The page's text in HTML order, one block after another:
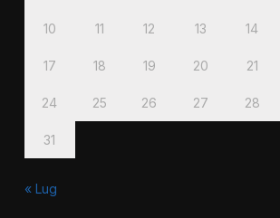
10 11 12 13 14
17 18 19 20 21
24 25 26 27 28
31
« Lug